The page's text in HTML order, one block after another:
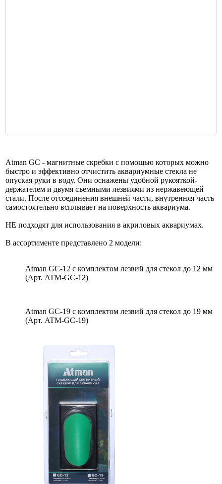
Atman GC - магнитные скребки с помощью которых можно
быстро и эффективно отчистить аквариумные стекла не
опуская руки в воду. Они оснажены удобной рукояткой-
держателем и двумя съемными лезвиями из нержавеющей
стали. После отсоединения внешней части, внутренняя часть
самостоятельно всплывает на поверхность аквариума.
НЕ подходят для использования в акриловых аквариумах.
В ассортименте представлено 2 модели:
Atman GC-12 с комплектом лезвий для стекол до 12 мм
(Арт. ATM-GC-12)
Atman GC-19 с комплектом лезвий для стекол до 19 мм
(Арт. ATM-GC-19)